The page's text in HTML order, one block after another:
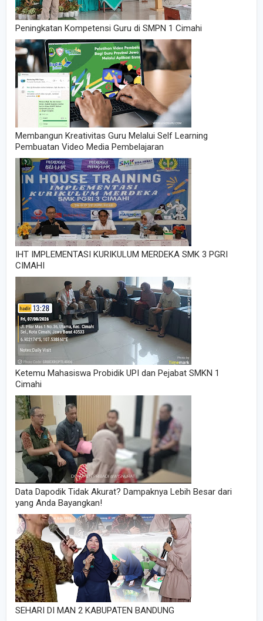
Peningkatan Kompetensi Guru di SMPN 1 Cimahi
Membangun Kreativitas Guru Melalui Self Learning
Pembuatan Video Media Pembelajaran
IHT IMPLEMENTASI KURIKULUM MERDEKA SMK 3 PGRI
CIMAHI
Ketemu Mahasiswa Probidik UPI dan Pejabat SMKN 1
Cimahi
Data Dapodik Tidak Akurat? Dampaknya Lebih Besar dari
yang Anda Bayangkan!
SEHARI DI MAN 2 KABUPATEN BANDUNG